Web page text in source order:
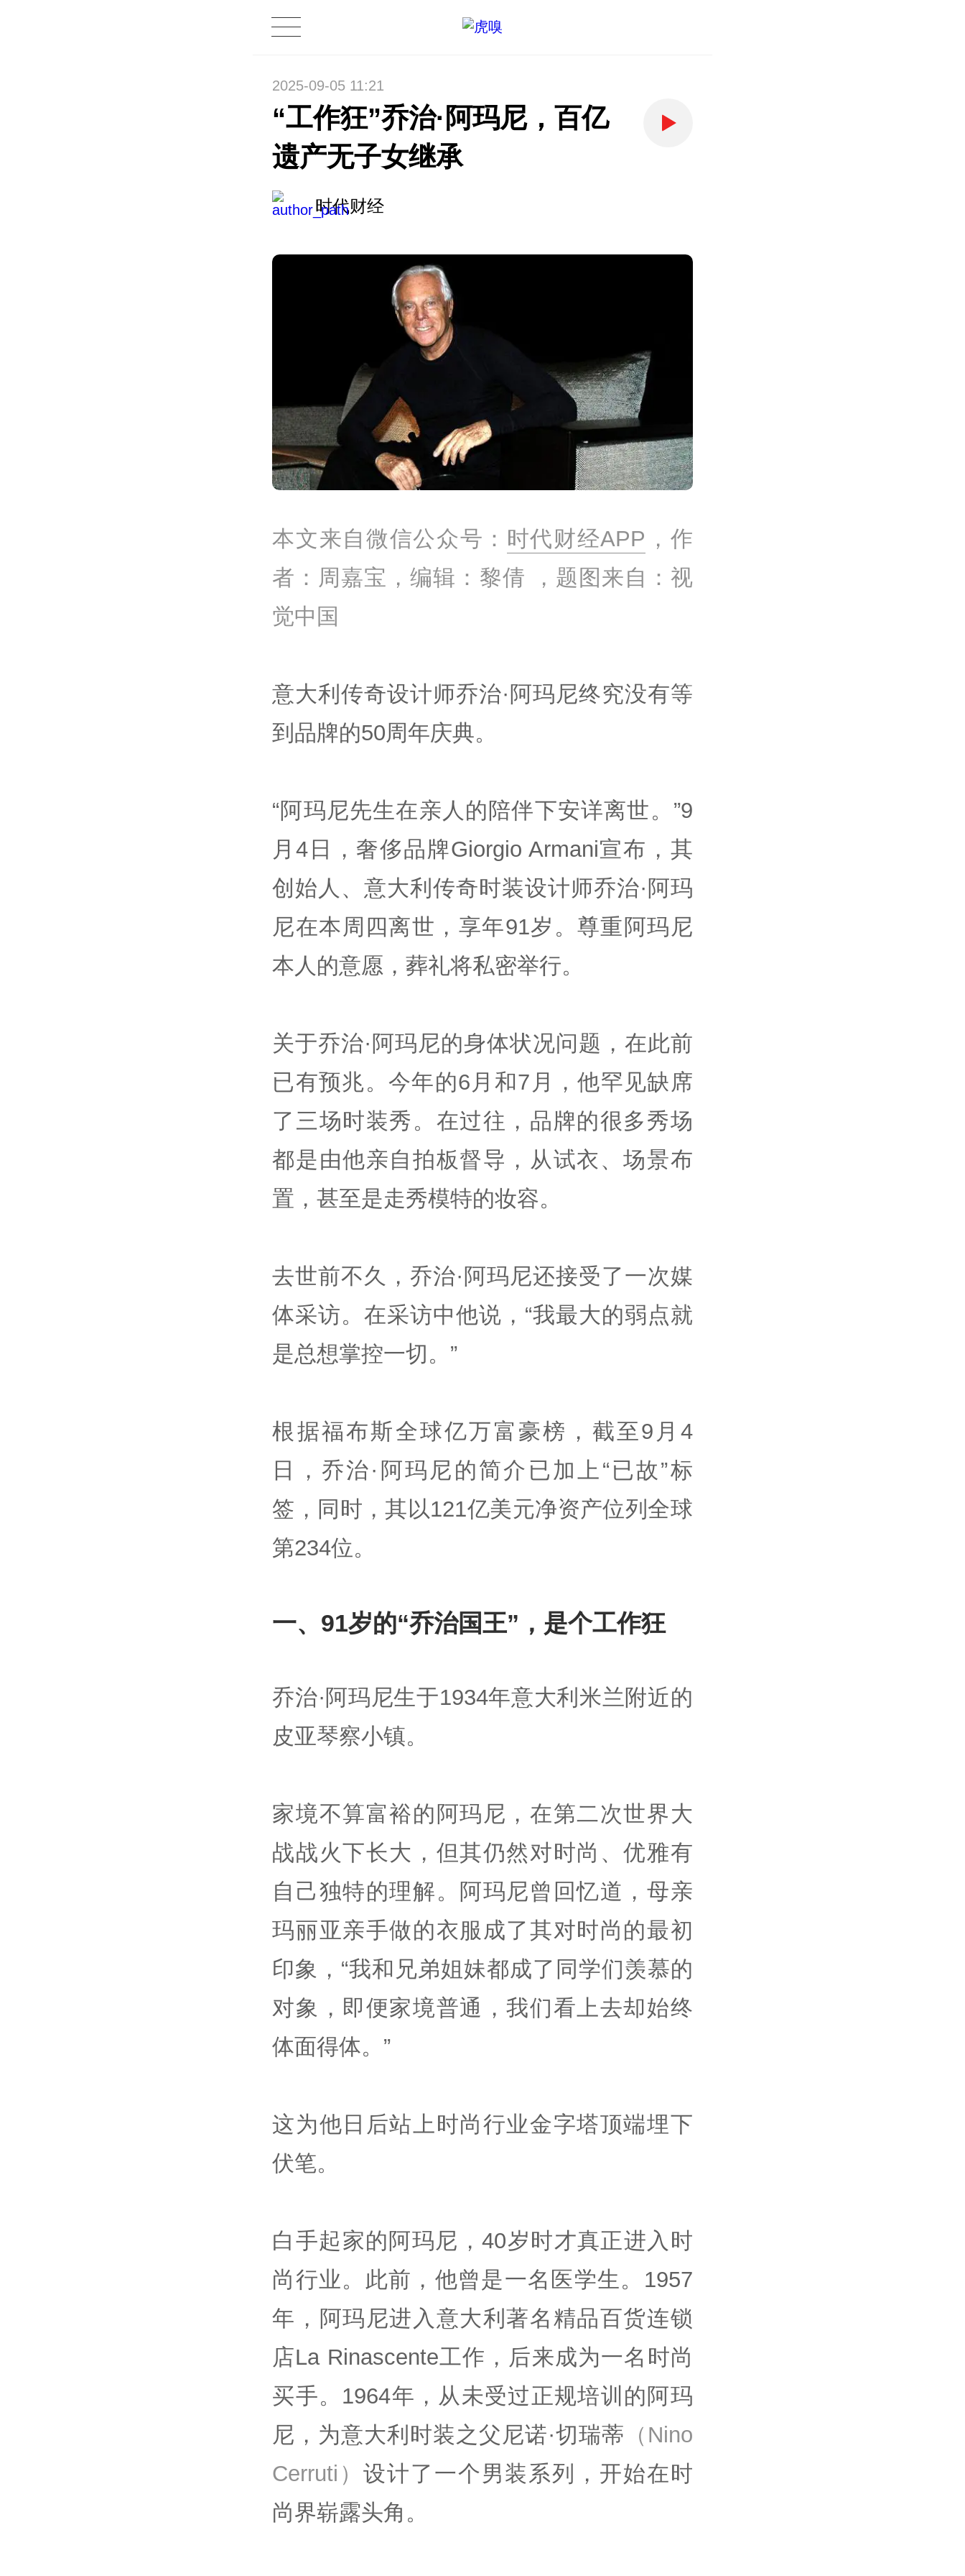
2025-09-05 11:21
“工作狂”乔治·阿玛尼，百亿
遗产无子女继承
时代财经
本文来自微信公众号： 时代财经APP ，作
者：周嘉宝，编辑：黎倩 ，题图来自：视
觉中国
意大利传奇设计师乔治·阿玛尼终究没有等
到品牌的50周年庆典。
“阿玛尼先生在亲人的陪伴下安详离世。”9
月4日，奢侈品牌Giorgio Armani宣布，其
创始人、意大利传奇时装设计师乔治·阿玛
尼在本周四离世，享年91岁。尊重阿玛尼
本人的意愿，葬礼将私密举行。
关于乔治·阿玛尼的身体状况问题，在此前
已有预兆。今年的6月和7月，他罕见缺席
了三场时装秀。在过往，品牌的很多秀场
都是由他亲自拍板督导，从试衣、场景布
置，甚至是走秀模特的妆容。
去世前不久，乔治·阿玛尼还接受了一次媒
体采访。在采访中他说，“我最大的弱点就
是总想掌控一切。”
根据福布斯全球亿万富豪榜，截至9月4
日，乔治·阿玛尼的简介已加上“已故”标
签，同时，其以121亿美元净资产位列全球
第234位。
一、91岁的“乔治国王”，是个工作狂
乔治·阿玛尼生于1934年意大利米兰附近的
皮亚琴察小镇。
家境不算富裕的阿玛尼，在第二次世界大
战战火下长大，但其仍然对时尚、优雅有
自己独特的理解。阿玛尼曾回忆道，母亲
玛丽亚亲手做的衣服成了其对时尚的最初
印象，“我和兄弟姐妹都成了同学们羡慕的
对象，即便家境普通，我们看上去却始终
体面得体。”
这为他日后站上时尚行业金字塔顶端埋下
伏笔。
白手起家的阿玛尼，40岁时才真正进入时
尚行业。此前，他曾是一名医学生。1957
年，阿玛尼进入意大利著名精品百货连锁
店La Rinascente工作，后来成为一名时尚
买手。1964年，从未受过正规培训的阿玛
尼，为意大利时装之父尼诺·切瑞蒂 （Nino
Cerruti）设计了一个男装系列，开始在时
尚界崭露头角。